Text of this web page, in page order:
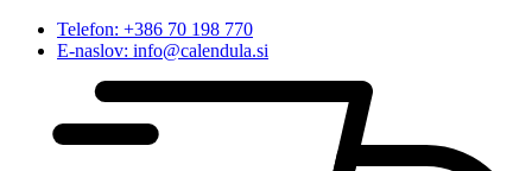
Telefon: +386 70 198 770
E-naslov: info@calendula.si